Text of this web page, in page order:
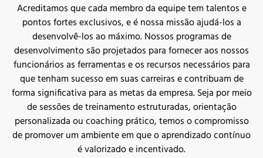
Acreditamos que cada membro da equipe tem talentos e
pontos fortes exclusivos, e é nossa missão ajudá-los a
desenvolvê-los ao máximo. Nossos programas de
desenvolvimento são projetados para fornecer aos nossos
funcionários as ferramentas e os recursos necessários para
que tenham sucesso em suas carreiras e contribuam de
forma significativa para as metas da empresa. Seja por meio
de sessões de treinamento estruturadas, orientação
personalizada ou coaching prático, temos o compromisso
de promover um ambiente em que o aprendizado contínuo
é valorizado e incentivado.